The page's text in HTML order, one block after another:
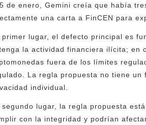
de enero, Gemini creía que había
una carta a FinCEN para
primer lugar, el defecto principal es
la actividad financiera ilícita; en
fuera de los límites
La regla propuesta no tiene
individual.
segundo lugar, la regla propuesta
con la integridad y podrían